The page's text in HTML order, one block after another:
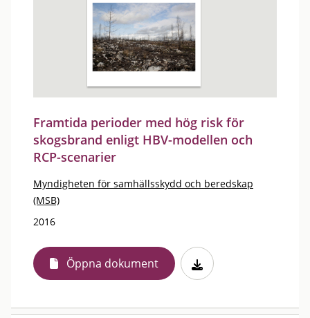
Framtida perioder med hög risk för
skogsbrand enligt HBV-modellen och
RCP-scenarier
Myndigheten för samhällsskydd och beredskap
(MSB)
2016
Öppna dokument